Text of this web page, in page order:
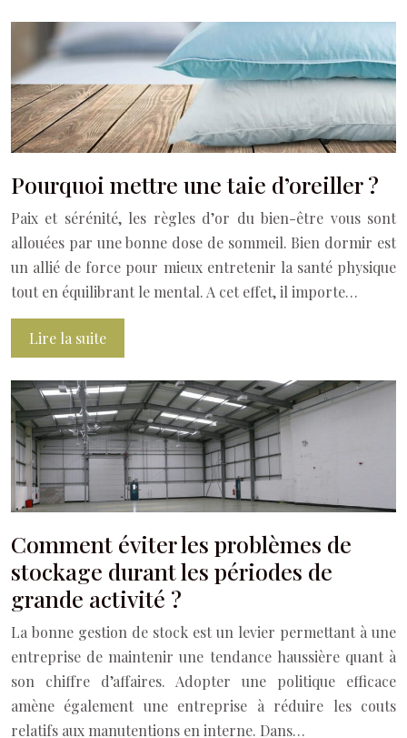
Pourquoi mettre une taie d’oreiller ?
Paix et sérénité, les règles d’or du bien-être vous sont
allouées par une bonne dose de sommeil. Bien dormir est
un allié de force pour mieux entretenir la santé physique
tout en équilibrant le mental. A cet effet, il importe…
Lire la suite
Comment éviter les problèmes de
stockage durant les périodes de
grande activité ?
La bonne gestion de stock est un levier permettant à une
entreprise de maintenir une tendance haussière quant à
son chiffre d’affaires. Adopter une politique efficace
amène également une entreprise à réduire les couts
relatifs aux manutentions en interne. Dans…